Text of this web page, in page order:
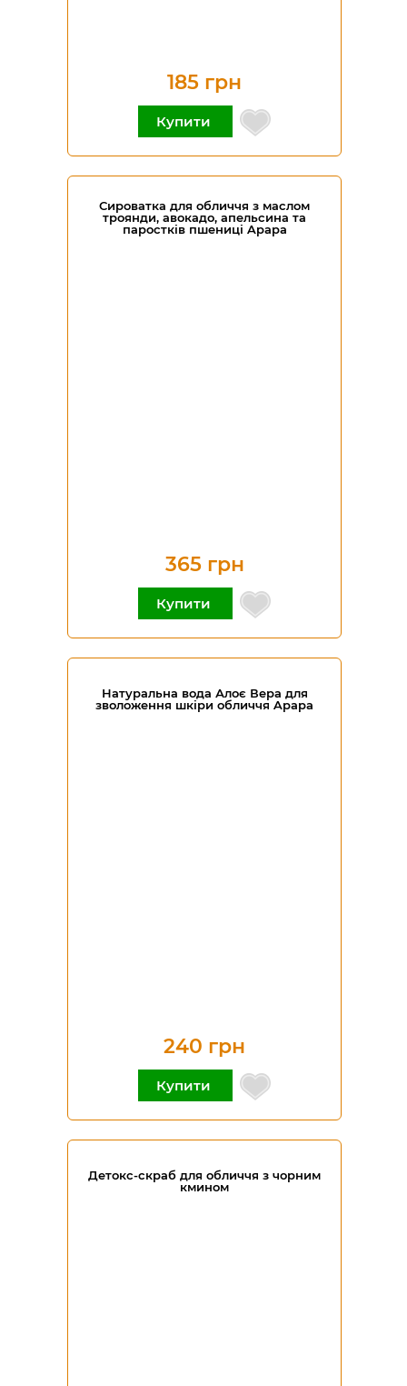
185 грн
Купити
Сироватка для обличчя з маслом
троянди, авокадо, апельсина та
паростків пшениці Apapa
365 грн
Купити
Натуральна вода Алоє Вера для
зволоження шкіри обличчя Apapa
240 грн
Купити
Детокс-скраб для обличчя з чорним
кмином